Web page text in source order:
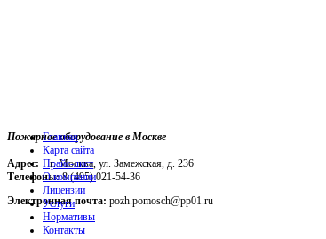
Пожарное оборудование в Москве
Адрес: г. Москва, ул. Замежская, д. 236
Телефоны:8 (495) 021-54-36
Электронная почта: pozh.pomosch@pp01.ru
Главная
Карта сайта
Прайс-лист
О компании
Лицензии
Услуги
Нормативы
Контакты